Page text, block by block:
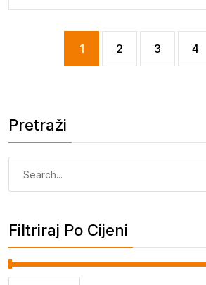
1 2 3 4
Pretraži
Filtriraj Po Cijeni